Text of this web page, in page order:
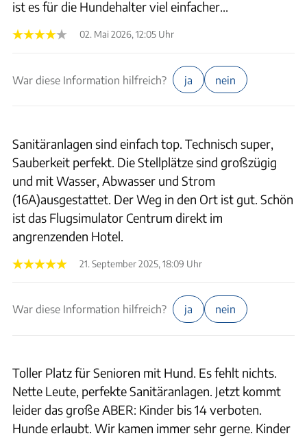
ist es für die Hundehalter viel einfacher...
02. Mai 2026, 12:05 Uhr
War diese Information hilfreich? ja nein
Sanitäranlagen sind einfach top. Technisch super,
Sauberkeit perfekt. Die Stellplätze sind großzügig
und mit Wasser, Abwasser und Strom
(16A)ausgestattet. Der Weg in den Ort ist gut. Schön
ist das Flugsimulator Centrum direkt im
angrenzenden Hotel.
21. September 2025, 18:09 Uhr
War diese Information hilfreich? ja nein
Toller Platz für Senioren mit Hund. Es fehlt nichts.
Nette Leute, perfekte Sanitäranlagen. Jetzt kommt
leider das große ABER: Kinder bis 14 verboten.
Hunde erlaubt. Wir kamen immer sehr gerne. Kinder